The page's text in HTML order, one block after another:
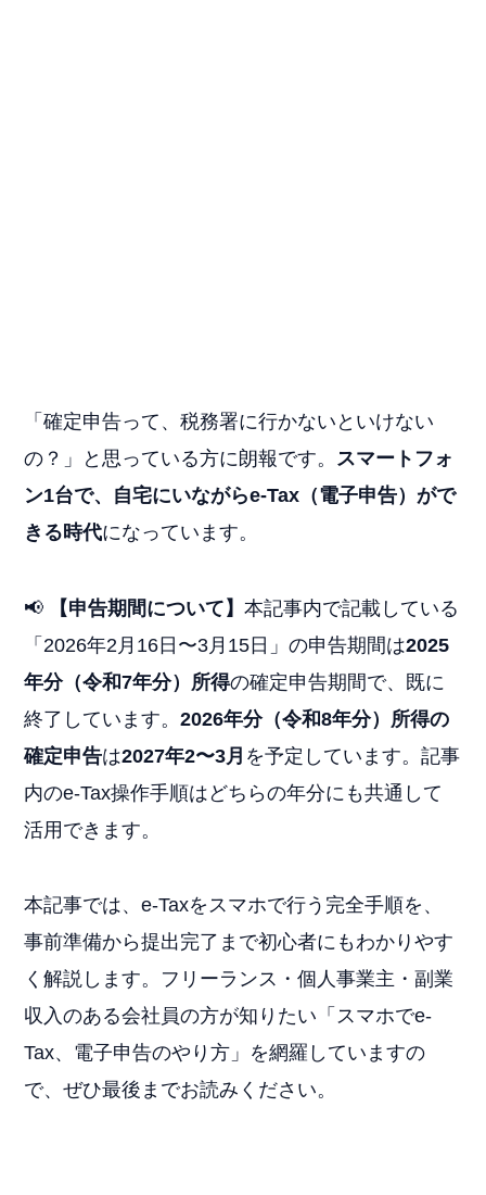
「確定申告って、税務署に行かないといけない
の？」と思っている方に朗報です。 スマートフォ
ン1台で、自宅にいながらe-Tax（電子申告）がで
きる時代になっています。
📢 【申告期間について】本記事内で記載している
「2026年2月16日〜3月15日」の申告期間は2025
年分（令和7年分）所得の確定申告期間で、既に
終了しています。2026年分（令和8年分）所得の
確定申告は2027年2〜3月 を予定しています。記事
内のe-Tax操作手順はどちらの年分にも共通して
活用できます。
本記事では、e-Taxをスマホで行う完全手順を、
事前準備から提出完了まで初心者にもわかりやす
く解説します。フリーランス・個人事業主・副業
収入のある会社員の方が知りたい「スマホでe-
Tax、電子申告のやり方」を網羅していますの
で、ぜひ最後までお読みください。